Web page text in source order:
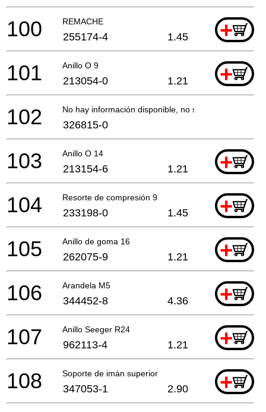
REMACHE +
100 255174-4 1.45
Anillo O 9 +
101 213054-0 1.21
No hay información disponible, no se puede pedir
102 326815-0
Anillo O 14 +
103 213154-6 1.21
Resorte de compresión 9 +
104 233198-0 1.45
Anillo de goma 16 +
105 262075-9 1.21
Arandela M5 +
106 344452-8 4.36
Anillo Seeger R24 +
107 962113-4 1.21
Soporte de imán superior +
108 347053-1 2.90